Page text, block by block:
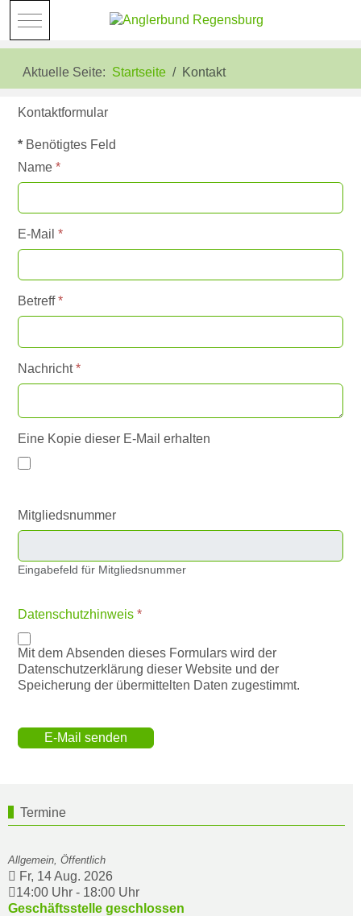
Mobile Menu Toggle
Aktuelle Seite: Startseite Kontakt
Kontaktformular
* Benötigtes Feld
Name *
E-Mail *
Betreff*
Nachricht*
Eine Kopie dieser E-Mail erhalten
Mitgliedsnummer
Eingabefeld für Mitgliedsnummer
Datenschutzhinweis *
Mit dem Absenden dieses Formulars wird der
Datenschutzerklärung dieser Website und der
Speicherung der übermittelten Daten zugestimmt.
E-Mail senden
Termine
Allgemein, Öffentlich
Fr, 14 Aug. 2026
14:00 Uhr - 18:00 Uhr
Geschäftsstelle geschlossen